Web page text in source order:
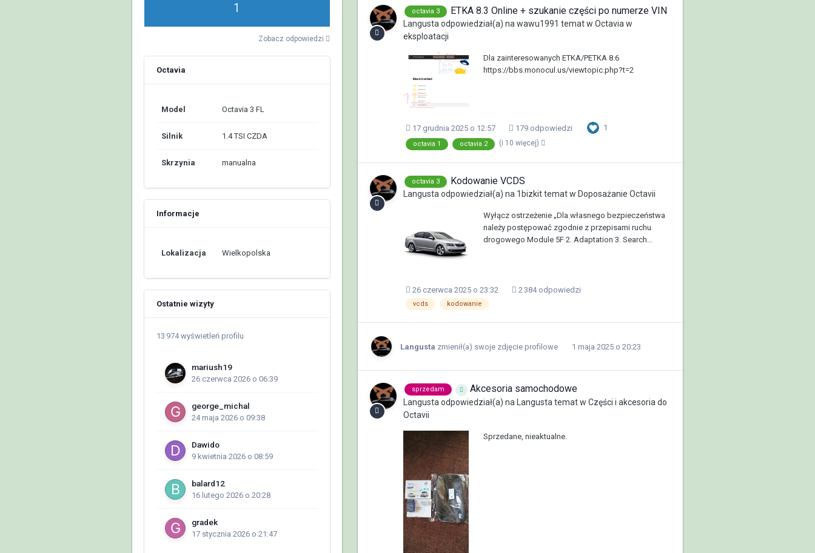
1
Zobacz odpowiedzi
Octavia
Model Octavia 3 FL
Silnik 1.4 TSI CZDA
Skrzynia manualna
Informacje
Lokalizacja Wielkopolska
Ostatnie wizyty
13 974 wyświetleń profilu
mariush19
26 czerwca 2026 o 06:39
george_michal
24 maja 2026 o 09:38
Dawido
9 kwietnia 2026 o 08:59
balard12
16 lutego 2026 o 20:28
gradek
17 stycznia 2026 o 21:47
octavia 3 ETKA 8.3 Online + szukanie części po numerze VIN
Langusta odpowiedział(a) na wawu1991 temat w Octavia w
eksploatacji
Dla zainteresowanych ETKA/PETKA 8.6
https://bbs.monocul.us/viewtopic.php?t=2
17 grudnia 2025 o 12:57 179 odpowiedzi 1
octavia 1 octavia 2 (i 10 więcej)
octavia 3 Kodowanie VCDS
Langusta odpowiedział(a) na 1bizkittemat w Doposażanie Octavii
Wyłącz ostrzeżenie „Dla własnego bezpieczeństwa
należy postępować zgodnie z przepisami ruchu
drogowego Module 5F 2. Adaptation 3. Search...
26 czerwca 2025 o 23:32 2 384 odpowiedzi
vcds kodowanie
Langusta zmienił(a) swoje zdjęcie profilowe 1 maja 2025 o 20:23
sprzedam Akcesoria samochodowe
Langustaodpowiedział(a) na Langustatemat w Części i akcesoria do
Octavii
Sprzedane, nieaktualne.